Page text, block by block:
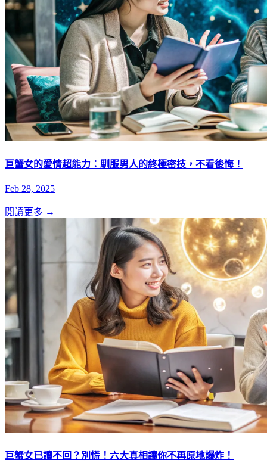
巨蟹女的愛情超能力：馴服男人的終極密技，不看後悔！
Feb 28, 2025
閱讀更多 →
巨蟹女已讀不回？別慌！六大真相讓你不再原地爆炸！